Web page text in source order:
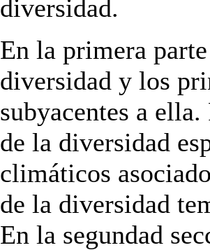
diversidad.
En la primera
diversidad y los
subyacentes a
de la diversidad
climáticos
de la diversidad
En la segundad